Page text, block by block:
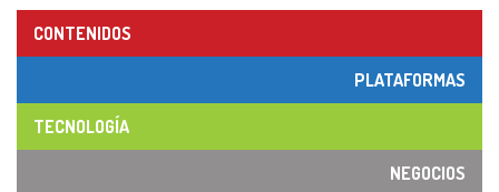
CONTENIDOS
PLATAFORMAS
TECNOLOGÍA
NEGOCIOS